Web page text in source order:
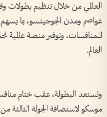
العالمي من خلال تنظيم بطولات وفق
عواصم ومدن الجوجيتسو، بما يسهم
للمنافسات، وتوفير منصة عالمية
العالم.
وتستعد البطولة، عقب ختام
موسكو لاستضافة الجولة الثالثة